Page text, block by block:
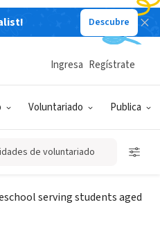
Descubre
Voluntariado Publica
Ingresa Regístrate
de voluntariado
LUCRO
Christian
serving students aged